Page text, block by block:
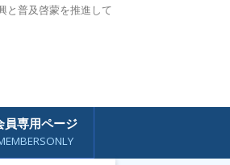
と普及啓蒙を推進して
員専用ページ